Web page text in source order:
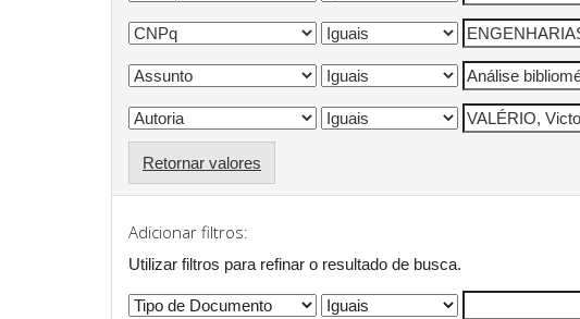
Retornar valores
Adicionar filtros:
Utilizar filtros para refinar o resultado de busca.